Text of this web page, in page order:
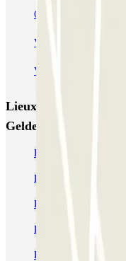
Q-Park Oostpoort
VALET - NEMO
VALET -
Lieux et événements
Gelderlandplein P3
Parking Amsterdam
Parking Amsterdam
Parking Amsterdam de
Parking Amsterdam
Parking Musée Van